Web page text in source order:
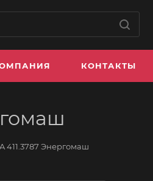
КОНТАКТЫ
411.3787 Энергомаш